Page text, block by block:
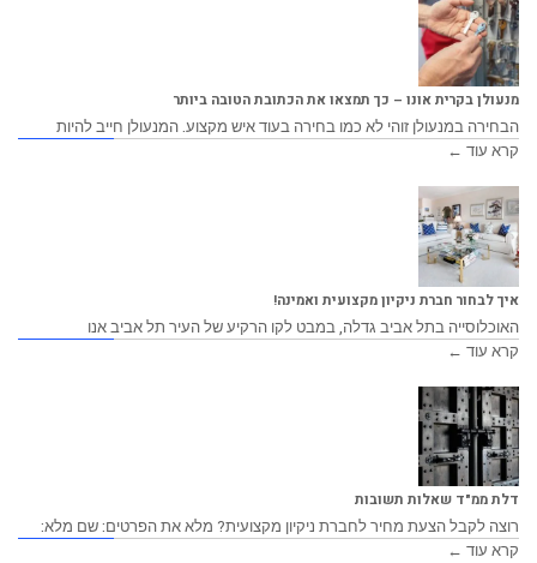
מנעולן בקרית אונו – כך תמצאו את הכתובת הטובה ביותר
הבחירה במנעולן זוהי לא כמו בחירה בעוד איש מקצוע. המנעולן חייב להיות
קרא עוד ←
איך לבחור חברת ניקיון מקצועית ואמינה!
האוכלוסייה בתל אביב גדלה, במבט לקו הרקיע של העיר תל אביב אנו
קרא עוד ←
דלת ממ"ד שאלות תשובות
רוצה לקבל הצעת מחיר לחברת ניקיון מקצועית? מלא את הפרטים: שם מלא:
קרא עוד ←